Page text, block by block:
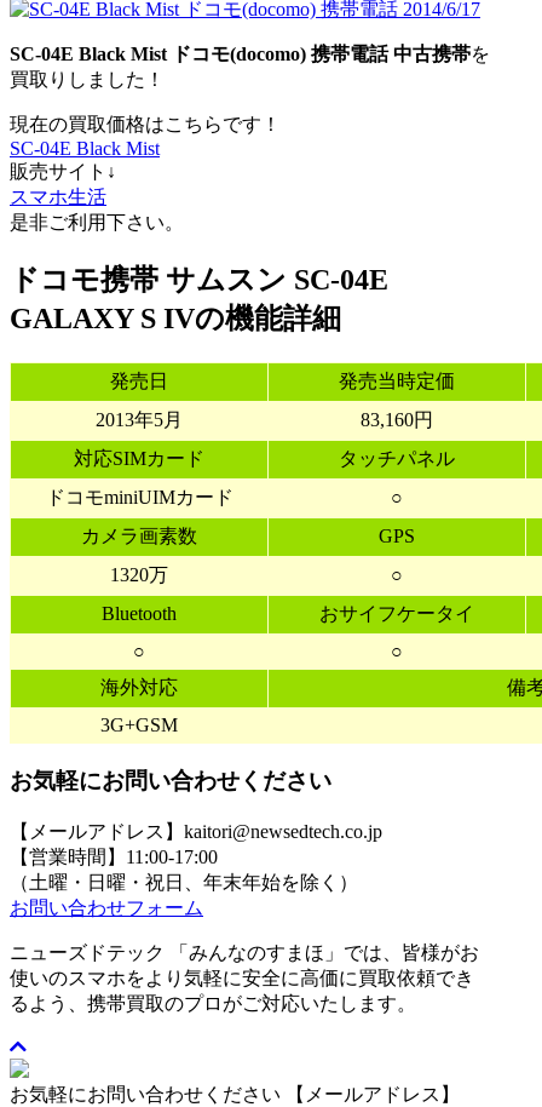
SC-04E Black Mist ドコモ(docomo) 携帯電話中古携帯を
買取りしました！
現在の買取価格はこちらです！
SC-04E Black Mist
販売サイト↓
スマホ生活
是非ご利用下さい。
ドコモ携帯 サムスン SC-04E
GALAXY S IVの機能詳細
発売日
発売当時定価
2013年5月
83,160円
対応SIMカード
タッチパネル
ドコモminiUIMカード
○
カメラ画素数
GPS
1320万
○
Bluetooth
おサイフケータイ
○
○
海外対応
備
3G+GSM
お気軽にお問い合わせください
【メールアドレス】kaitori@newsedtech.co.jp
【営業時間】11:00-17:00
（土曜・日曜・祝日、年末年始を除く）
お問い合わせフォーム
ニューズドテック 「みんなのすまほ」では、皆様がお
使いのスマホをより気軽に安全に高価に買取依頼でき
るよう、携帯買取のプロがご対応いたします。
お気軽にお問い合わせください
【メールアドレス】